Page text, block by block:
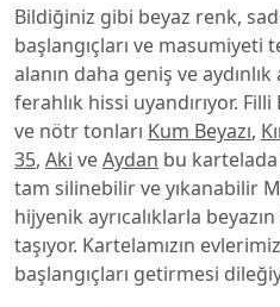
Bildiğiniz gibi beyaz renk,
başlangıçları ve masumiyeti
alanın daha geniş ve
ferahlık hissi uyandırıyor.
ve nötr tonları Kum Beyazı,
35, Aki veAydan bu
tam silinebilir ve yıkanabilir
hijyenik ayrıcalıklarla
taşıyor. Kartelamızın
başlangıçları getirmesi